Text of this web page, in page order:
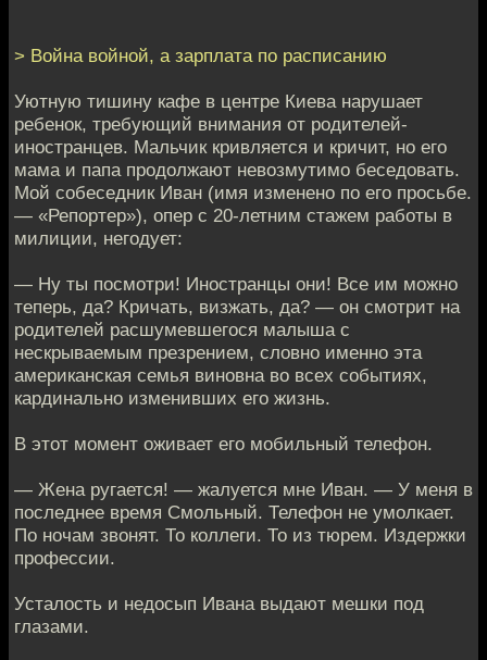
> Война войной, а зарплата по расписанию
Уютную тишину кафе в центре Киева нарушает
ребенок, требующий внимания от родителей-
иностранцев. Мальчик кривляется и кричит, но его
мама и папа продолжают невозмутимо беседовать.
Мой собеседник Иван (имя изменено по его просьбе.
— «Репортер»), опер с 20-летним стажем работы в
милиции, негодует:
— Ну ты посмотри! Иностранцы они! Все им можно
теперь, да? Кричать, визжать, да? — он смотрит на
родителей расшумевшегося малыша с
нескрываемым презрением, словно именно эта
американская семья виновна во всех событиях,
кардинально изменивших его жизнь.
В этот момент оживает его мобильный телефон.
— Жена ругается! — жалуется мне Иван. — У меня в
последнее время Смольный. Телефон не умолкает.
По ночам звонят. То коллеги. То из тюрем. Издержки
профессии.
Усталость и недосып Ивана выдают мешки под
глазами.